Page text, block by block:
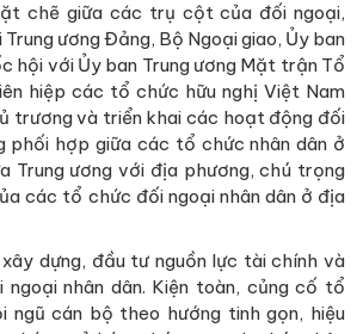
chẽ giữa các trụ cột của đối ngoại,
ương Đảng, Bộ Ngoại giao, Ủy ban
hội với Ủy ban Trung ương Mặt trận Tổ
hiệp các tổ chức hữu nghị Việt Nam
trương và triển khai các hoạt động đối
phối hợp giữa các tổ chức nhân dân ở
Trung ương với địa phương, chú trọng
các tổ chức đối ngoại nhân dân ở địa
dựng, đầu tư nguồn lực tài chính và
ngoại nhân dân. Kiện toàn, củng cố tổ
ngũ cán bộ theo hướng tinh gọn, hiệu